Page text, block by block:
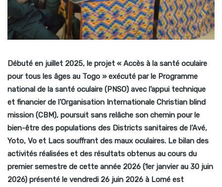
Débuté en juillet 2025, le projet « Accès à la santé oculaire
pour tous les âges au Togo » exécuté par le Programme
national de la santé oculaire (PNSO) avec l’appui technique
et financier de l’Organisation Internationale Christian blind
mission (CBM), poursuit sans relâche son chemin pour le
bien-être des populations des Districts sanitaires de l’Avé,
Yoto, Vo et Lacs souffrant des maux oculaires. Le bilan des
activités réalisées et des résultats obtenus au cours du
premier semestre de cette année 2026 (1er janvier au 30 juin
2026) présenté le vendredi 26 juin 2026 à Lomé est